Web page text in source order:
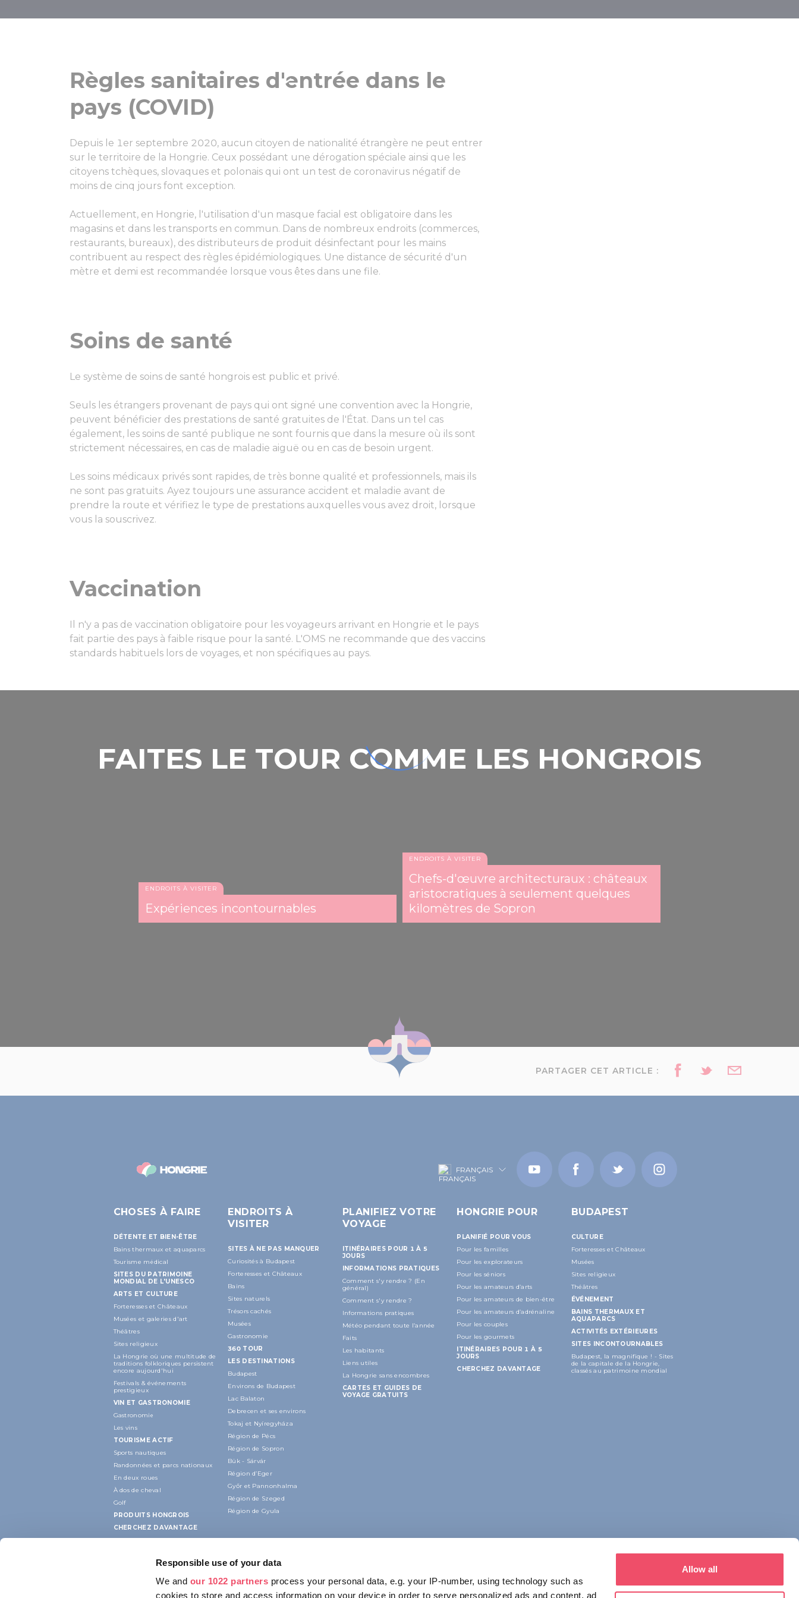
Responsible use of your data
We and our 1022 partners process your personal data, e.g. your IP-number, using technology such as
cookies to store and access information on your device in order to serve personalized ads and content, ad
Allow all
Règles sanitaires d'entrée dans le
pays (COVID)
Depuis le 1er septembre 2020, aucun citoyen de nationalité étrangère ne peut entrer
sur le territoire de la Hongrie. Ceux possédant une dérogation spéciale ainsi que les
citoyens tchèques, slovaques et polonais qui ont un test de coronavirus négatif de
moins de cinq jours font exception.
Actuellement, en Hongrie, l'utilisation d'un masque facial est obligatoire dans les
magasins et dans les transports en commun. Dans de nombreux endroits (commerces,
restaurants, bureaux), des distributeurs de produit désinfectant pour les mains
contribuent au respect des règles épidémiologiques. Une distance de sécurité d'un
mètre et demi est recommandée lorsque vous êtes dans une file.
Soins de santé
Le système de soins de santé hongrois est public et privé.
Seuls les étrangers provenant de pays qui ont signé une convention avec la Hongrie,
peuvent bénéficier des prestations de santé gratuites de l'État. Dans un tel cas
également, les soins de santé publique ne sont fournis que dans la mesure où ils sont
strictement nécessaires, en cas de maladie aiguë ou en cas de besoin urgent.
Les soins médicaux privés sont rapides, de très bonne qualité et professionnels, mais ils
ne sont pas gratuits. Ayez toujours une assurance accident et maladie avant de
prendre la route et vérifiez le type de prestations auxquelles vous avez droit, lorsque
vous la souscrivez.
Vaccination
Il n'y a pas de vaccination obligatoire pour les voyageurs arrivant en Hongrie et le pays
fait partie des pays à faible risque pour la santé. L'OMS ne recommande que des vaccins
standards habituels lors de voyages, et non spécifiques au pays.
FAITES LE TOUR COMME LES HONGROIS
ENDROITS À VISITER
Expériences incontournables
ENDROITS À VISITER
Chefs-d'œuvre architecturaux : châteaux
aristocratiques à seulement quelques
kilomètres de Sopron
PARTAGER CET ARTICLE :
FRANÇAIS
CHOSES À FAIRE
DÉTENTE ET BIEN-ÊTRE
Bains thermaux et aquaparcs
Tourisme médical
SITES DU PATRIMOINE
MONDIAL DE L'UNESCO
ARTS ET CULTURE
Forteresses et Châteaux
Musées et galeries d'art
Théâtres
Sites religieux
La Hongrie où une multitude de
traditions folkloriques persistent
encore aujourd'hui
Festivals & événements
prestigieux
VIN ET GASTRONOMIE
Gastronomie
Les vins
TOURISME ACTIF
Sports nautiques
Randonnées et parcs nationaux
En deux roues
À dos de cheval
Golf
PRODUITS HONGROIS
CHERCHEZ DAVANTAGE
ENDROITS À
VISITER
SITES À NE PAS MANQUER
Curiosités à Budapest
Forteresses et Châteaux
Bains
Sites naturels
Trésors cachés
Musées
Gastronomie
360 TOUR
LES DESTINATIONS
Budapest
Environs de Budapest
Lac Balaton
Debrecen et ses environs
Tokaj et Nyíregyháza
Région de Pécs
Région de Sopron
Bük - Sárvár
Région d’Eger
Győr et Pannonhalma
Région de Szeged
Région de Gyula
PLANIFIEZ VOTRE
VOYAGE
ITINÉRAIRES POUR 1 À 5
JOURS
INFORMATIONS PRATIQUES
Comment s'y rendre ? (En
général)
Comment s'y rendre ?
Informations pratiques
Météo pendant toute l’année
Faits
Les habitants
Liens utiles
La Hongrie sans encombres
CARTES ET GUIDES DE
VOYAGE GRATUITS
HONGRIE POUR
PLANIFIÉ POUR VOUS
Pour les familles
Pour les explorateurs
Pour les séniors
Pour les amateurs d’arts
Pour les amateurs de bien-être
Pour les amateurs d’adrénaline
Pour les couples
Pour les gourmets
ITINÉRAIRES POUR 1 À 5
JOURS
CHERCHEZ DAVANTAGE
BUDAPEST
CULTURE
Forteresses et Châteaux
Musées
Sites religieux
Théâtres
ÉVÉNEMENT
BAINS THERMAUX ET
AQUAPARCS
ACTIVITÉS EXTÉRIEURES
SITES INCONTOURNABLES
Budapest, la magnifique ! - Sites
de la capitale de la Hongrie,
classés au patrimoine mondial